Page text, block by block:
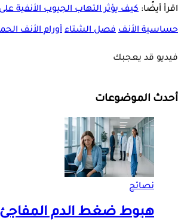
اقرأ أيضًا: كيف يؤثر التهاب الجيوب الأنفية
حساسية الأنف فصل الشتاء أورام الأنف
فيديو قد يعجبك
أحدث الموضوعات
نصائح
هبوط ضغط الدم